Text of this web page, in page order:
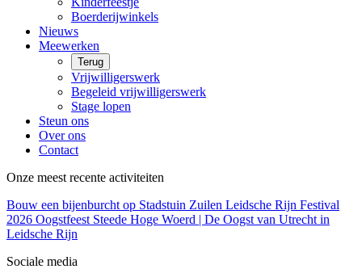
Boerderijwinkels
Nieuws
Meewerken
Terug
Vrijwilligerswerk
Begeleid vrijwilligerswerk
Stage lopen
Steun ons
Over ons
Contact
Onze meest recente activiteiten
Bouw een bijenburcht op Stadstuin Zuilen Leidsche Rijn Festival
2026 Oogstfeest Steede Hoge Woerd | De Oogst van Utrecht in
Leidsche Rijn
Sociale media